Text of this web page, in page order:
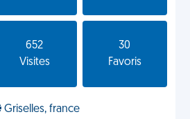
652
Visites
30
Favoris
Griselles, france